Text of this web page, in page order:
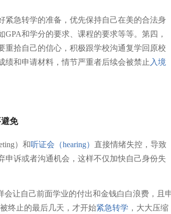
紧急转学的准备，优先保持自己在美的合法身
和学分的要求、课程的要求等等。第四，
重拾自己的信心，积极跟学校沟通复学回原校
绩和申请材料，情节严重者后续会被禁止入境
免
）和听证会（hearing） 直接情绪失控，导致
申诉或者沟通机会，这样不仅加快自己身份失
会让自己前面学业的付出和金钱白白浪费，且
终止的最后几天，才开始紧急转学 ，大大压缩